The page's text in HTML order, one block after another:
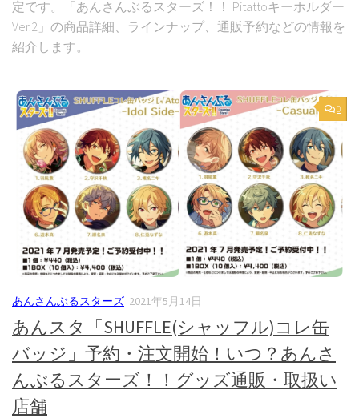
定です。「あんさんぶるスターズ！！ Pitattoキーホルダー
Ver.2」の商品詳細、ラインナップ、通販予約などの情報を
紹介します。
0
あんさんぶるスターズ 2021年5月14日
あんスタ「SHUFFLE(シャッフル)コレ缶
バッジ」予約・注文開始！いつ？あんさ
んぶるスターズ！！グッズ通販・取扱い
店舗